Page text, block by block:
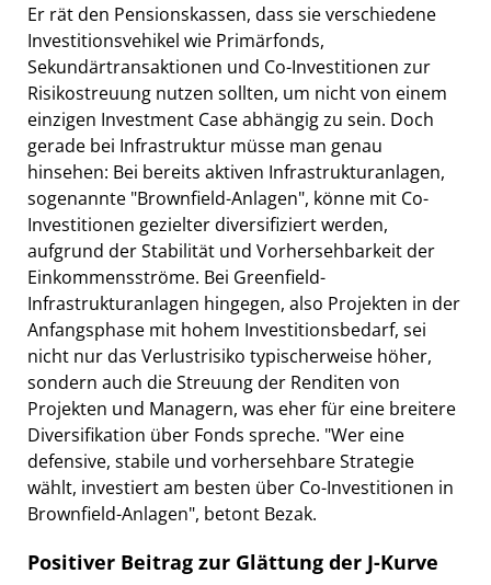
Er rät den Pensionskassen, dass sie verschiedene
Investitionsvehikel wie Primärfonds,
Sekundärtransaktionen und Co-Investitionen zur
Risikostreuung nutzen sollten, um nicht von einem
einzigen Investment Case abhängig zu sein. Doch
gerade bei Infrastruktur müsse man genau
hinsehen: Bei bereits aktiven Infrastrukturanlagen,
sogenannte "Brownfield-Anlagen", könne mit Co-
Investitionen gezielter diversifiziert werden,
aufgrund der Stabilität und Vorhersehbarkeit der
Einkommensströme. Bei Greenfield-
Infrastrukturanlagen hingegen, also Projekten in der
Anfangsphase mit hohem Investitionsbedarf, sei
nicht nur das Verlustrisiko typischerweise höher,
sondern auch die Streuung der Renditen von
Projekten und Managern, was eher für eine breitere
Diversifikation über Fonds spreche. "Wer eine
defensive, stabile und vorhersehbare Strategie
wählt, investiert am besten über Co-Investitionen in
Brownfield-Anlagen", betont Bezak.
Positiver Beitrag zur Glättung der J-Kurve